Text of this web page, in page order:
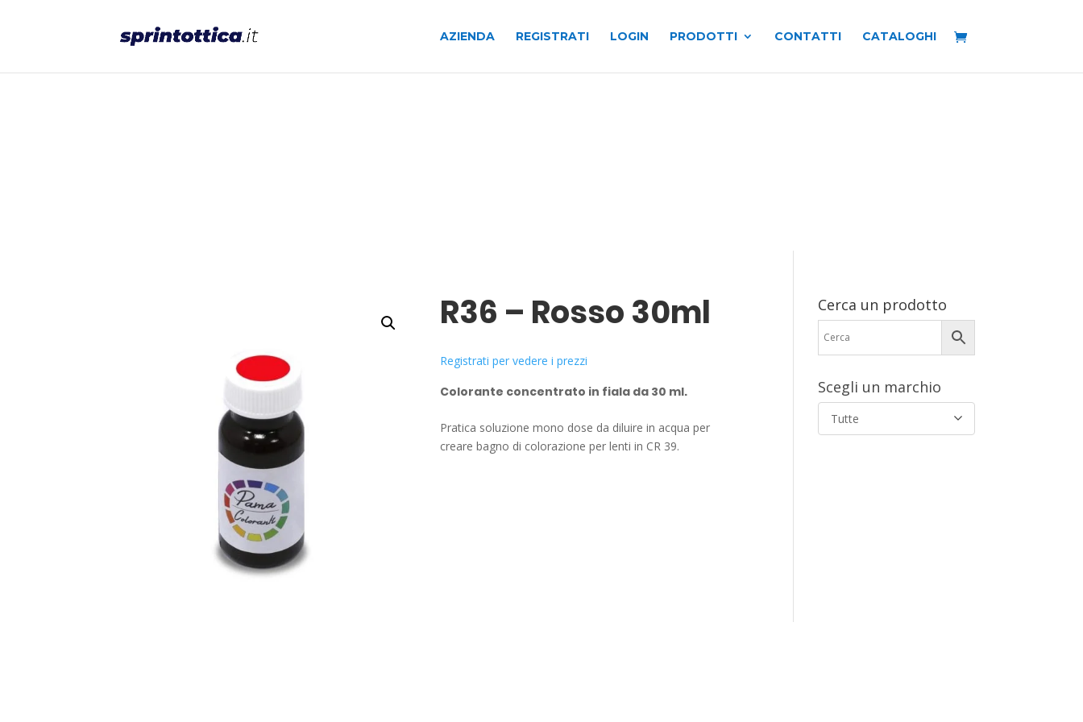
AZIENDA REGISTRATI LOGIN PRODOTTI CONTATTI CATALOGHI
R36 – Rosso 30ml
Registrati per vedere i prezzi
Colorante concentrato in fiala da 30 ml.
Pratica soluzione mono dose da diluire in acqua per
creare bagno di colorazione per lenti in CR 39.
Cerca un prodotto
Scegli un marchio
Tutte